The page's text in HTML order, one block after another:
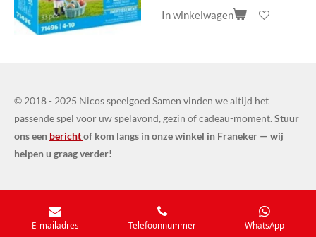
In winkelwagen
© 2018 - 2025 Nicos speelgoed Samen vinden we altijd het
passende spel voor uw spelavond, gezin of cadeau-moment. Stuur
ons een berichtof kom langs in onze winkel in Franeker — wij
helpen u graag verder!
E-mailadres Telefoonnummer WhatsApp